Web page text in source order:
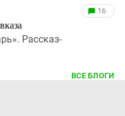
16
Рассказ-
ВСЕ БЛОГИ